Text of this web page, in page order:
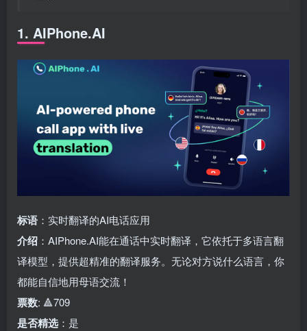
1. AIPhone.AI
标语 ：实时翻译的AI电话应用
介绍 ：AIPhone.AI能在通话中实时翻译，它依托于多语言翻
译模型，提供超精准的翻译服务。无论对方说什么语言，你
都能自信地用母语交流！
票数: 🔺709
是否精选 ：是